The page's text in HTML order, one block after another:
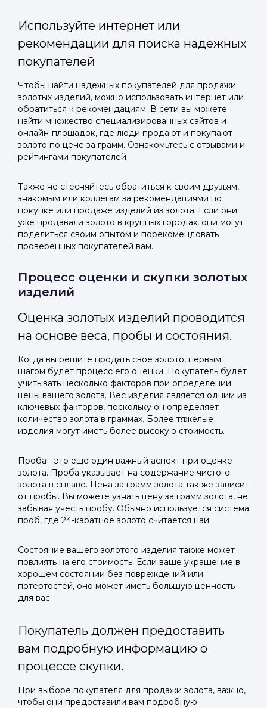
Войти в
профиль
Мы отправим код для входа на ваш
номер телефона.
Телефон
Подать заявку
Отправьте заявку через мессенджер-бот — магазины
увидят её и пришлют предложения. Фото, описание и
AI-оценка прямо в чате.
ВКонтакте
или подайте через форму на сайте
Войти в ЛК и заполнить форму
Подать заявку
Отправьте заявку через мессенджер-бот — магазины
увидят её и пришлют предложения. Фото, описание и
AI-оценка прямо в чате.
ВКонтакте
или подайте через форму на сайте
Войти в ЛК и заполнить форму
Используйте интернет или
рекомендации для поиска надежных
покупателей
Чтобы найти надежных покупателей для продажи
золотых изделий, можно использовать интернет или
обратиться к рекомендациям. В сети вы можете
найти множество специализированных сайтов и
онлайн-площадок, где люди продают и покупают
золото по цене за грамм. Ознакомьтесь с отзывами и
рейтингами покупателей
Также не стесняйтесь обратиться к своим друзьям,
знакомым или коллегам за рекомендациями по
покупке или продаже изделий из золота. Если они
уже продавали золото в крупных городах, они могут
поделиться своим опытом и порекомендовать
проверенных покупателей вам.
Процесс оценки и скупки золотых
изделий
Оценка золотых изделий проводится
на основе веса, пробы и состояния.
Когда вы решите продать свое золото, первым
шагом будет процесс его оценки. Покупатель будет
учитывать несколько факторов при определении
цены вашего золота. Вес изделия является одним из
ключевых факторов, поскольку он определяет
количество золота в граммах. Более тяжелые
изделия могут иметь более высокую стоимость.
Проба - это еще один важный аспект при оценке
золота. Проба указывает на содержание чистого
золота в сплаве. Цена за грамм золота так же зависит
от пробы. Вы можете узнать цену за грамм золота, не
забывая учесть пробу. Обычно используется система
проб, где 24-каратное золото считается наи
Состояние вашего золотого изделия также может
повлиять на его стоимость. Если ваше украшение в
хорошем состоянии без повреждений или
потертостей, оно может иметь большую ценность
для вас.
Покупатель должен предоставить
вам подробную информацию о
процессе скупки.
При выборе покупателя для продажи золота, важно,
чтобы они предоставили вам подробную